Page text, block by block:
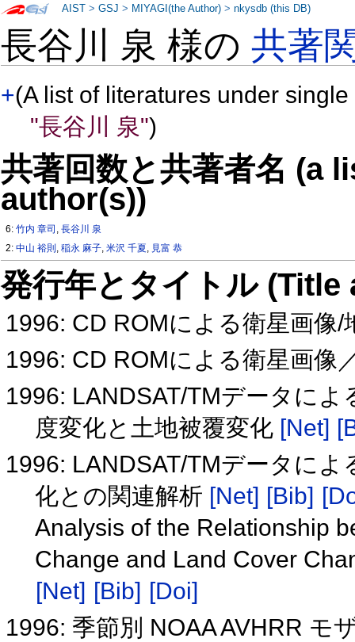
長谷川 泉 様の共著
+(A list of literatures under
"長谷川 泉")
共著回数と共著者名 (a
author(s))
6:竹内 章司 ,長谷川 泉
2:中山 裕則 ,稲永 麻子,米沢 千夏, 見富 恭
発行年とタイトル
1996: CD ROMによる衛星画像
1996: CD ROMによる衛星画像
1996: LANDSAT/TMデータに
度変化と土地被覆変化 [Net]
1996: LANDSAT/TMデータに
化との関連解析 [Net] [Bib]
Analysis of the Relationship
Change and Land Cover
[Net] [Bib] [Doi]
1996: 季節別 NOAA AVHRR モ
AIST >GSJ > MIYAGI(the Author) >nkysdb (this DB)